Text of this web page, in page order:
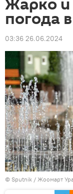
Жарко и
погода
03:36 26.06.2024
© Sputnik / Жоомарт